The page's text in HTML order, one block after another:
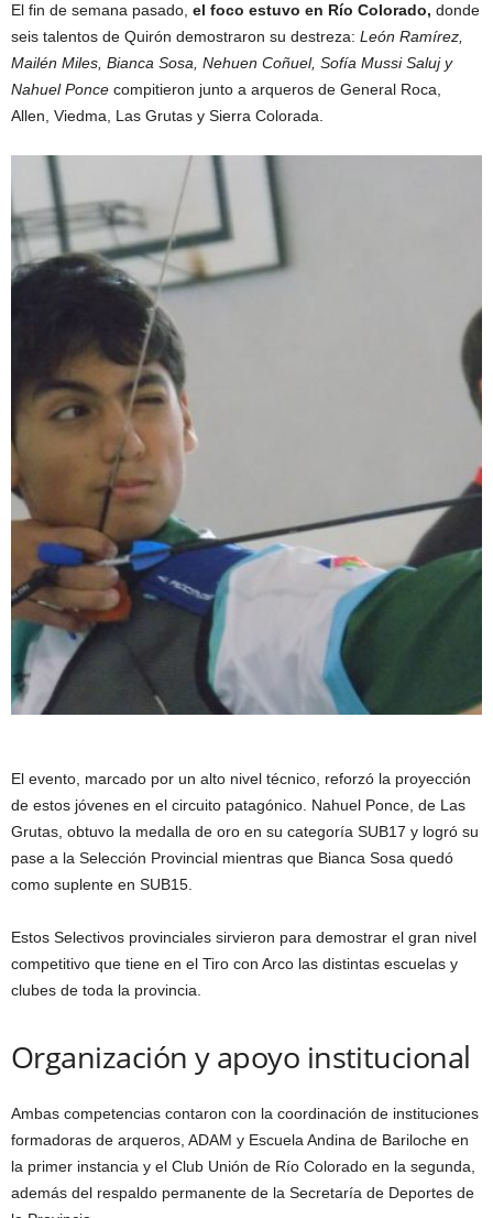
El fin de semana pasado, el foco estuvo en Río Colorado, donde
seis talentos de Quirón demostraron su destreza: León Ramírez,
Mailén Miles, Bianca Sosa, Nehuen Coñuel, Sofía Mussi Saluj y
Nahuel Ponce compitieron junto a arqueros de General Roca,
Allen, Viedma, Las Grutas y Sierra Colorada.
El evento, marcado por un alto nivel técnico, reforzó la proyección
de estos jóvenes en el circuito patagónico. Nahuel Ponce, de Las
Grutas, obtuvo la medalla de oro en su categoría SUB17 y logró su
pase a la Selección Provincial mientras que Bianca Sosa quedó
como suplente en SUB15.
Estos Selectivos provinciales sirvieron para demostrar el gran nivel
competitivo que tiene en el Tiro con Arco las distintas escuelas y
clubes de toda la provincia.
Organización y apoyo institucional
Ambas competencias contaron con la coordinación de instituciones
formadoras de arqueros, ADAM y Escuela Andina de Bariloche en
la primer instancia y el Club Unión de Río Colorado en la segunda,
además del respaldo permanente de la Secretaría de Deportes de